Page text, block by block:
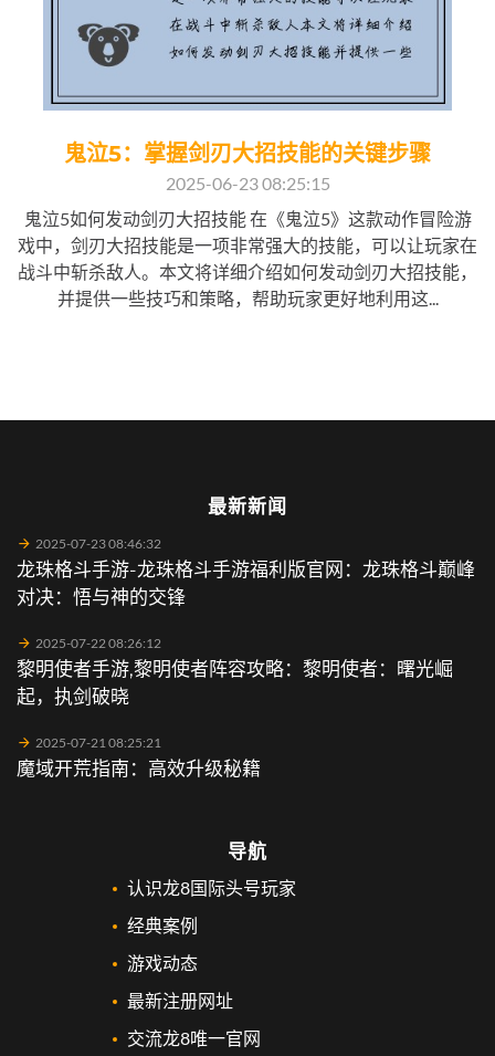
鬼泣5：掌握剑刃大招技能的关键步骤
2025-06-23 08:25:15
鬼泣5如何发动剑刃大招技能 在《鬼泣5》这款动作冒险游
戏中，剑刃大招技能是一项非常强大的技能，可以让玩家在
战斗中斩杀敌人。本文将详细介绍如何发动剑刃大招技能，
并提供一些技巧和策略，帮助玩家更好地利用这...
最新新闻
2025-07-23 08:46:32
龙珠格斗手游-龙珠格斗手游福利版官网：龙珠格斗巅峰
对决：悟与神的交锋
2025-07-22 08:26:12
黎明使者手游,黎明使者阵容攻略：黎明使者：曙光崛
起，执剑破晓
2025-07-21 08:25:21
魔域开荒指南：高效升级秘籍
导航
认识龙8国际头号玩家
经典案例
游戏动态
最新注册网址
交流龙8唯一官网